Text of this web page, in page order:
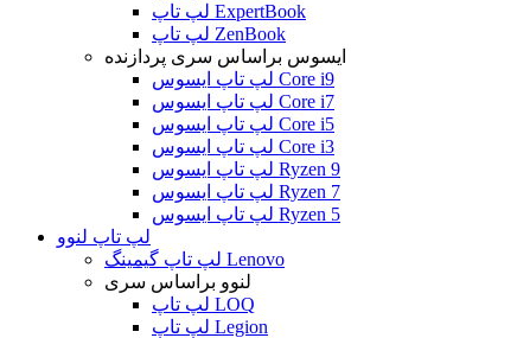
لپ تاپ ExpertBook
لپ تاپ ZenBook
ایسوس براساس سری پردازنده
لپ تاپ ایسوس Core i9
لپ تاپ ایسوس Core i7
لپ تاپ ایسوس Core i5
لپ تاپ ایسوس Core i3
لپ تاپ ایسوس Ryzen 9
لپ تاپ ایسوس Ryzen 7
لپ تاپ ایسوس Ryzen 5
لپ تاپ لنوو
لپ تاپ گیمینگ Lenovo
لنوو براساس سری
لپ تاپ LOQ
لپ تاپ Legion